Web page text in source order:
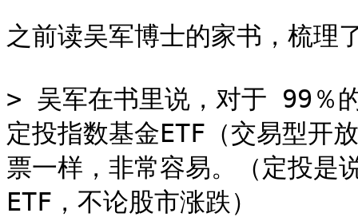
之前读吴军博士的家书，梳理
> 吴军在书里说，对于 99％
定投指数基金ETF（交易型开
票一样，非常容易。（定投是
ETF，不论股市涨跌）